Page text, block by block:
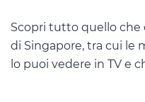
Scopri tutto quello che
di Singapore, tra cui le
lo puoi vedere in TV e